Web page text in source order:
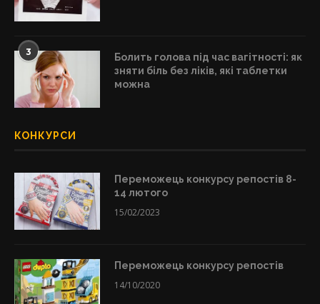
3
Болить голова під час вагітності: як
зняти біль без ліків, які таблетки
можна
КОНКУРСИ
Переможець конкурсу репостів 8-
14 лютого
15/02/2023
Переможець конкурсу репостів
14/10/2020